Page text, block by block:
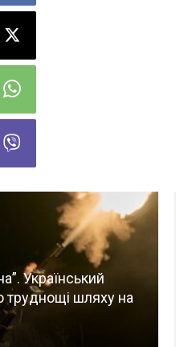
Український
труднощі шляху на